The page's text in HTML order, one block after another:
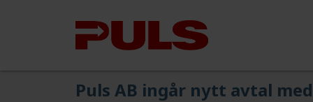
Puls AB ingår nytt avtal